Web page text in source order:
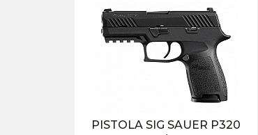
PISTOLA SIG SAUER P320